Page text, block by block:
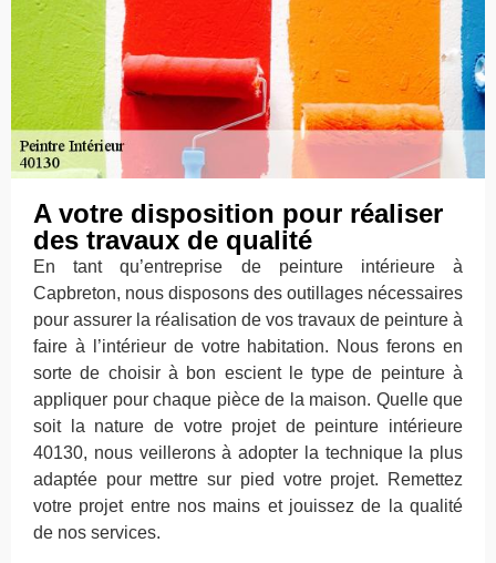
A votre disposition pour réaliser
des travaux de qualité
En tant qu’entreprise de peinture intérieure à
Capbreton, nous disposons des outillages nécessaires
pour assurer la réalisation de vos travaux de peinture à
faire à l’intérieur de votre habitation. Nous ferons en
sorte de choisir à bon escient le type de peinture à
appliquer pour chaque pièce de la maison. Quelle que
soit la nature de votre projet de peinture intérieure
40130, nous veillerons à adopter la technique la plus
adaptée pour mettre sur pied votre projet. Remettez
votre projet entre nos mains et jouissez de la qualité
de nos services.